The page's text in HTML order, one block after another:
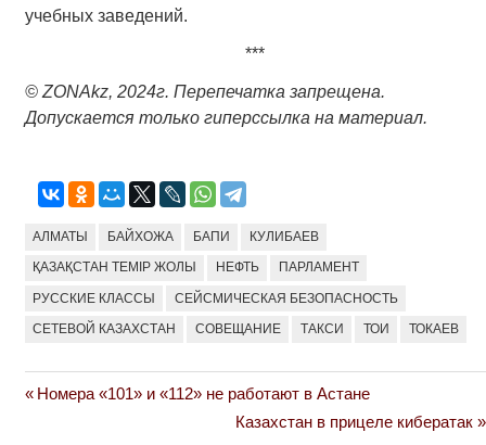
учебных заведений.
***
© ZONAkz, 2024г. Перепечатка запрещена.
Допускается только гиперссылка на материал.
АЛМАТЫ БАЙХОЖА БАПИ КУЛИБАЕВ
ҚАЗАҚСТАН ТЕМІР ЖОЛЫ НЕФТЬ ПАРЛАМЕНТ
РУССКИЕ КЛАССЫ СЕЙСМИЧЕСКАЯ БЕЗОПАСНОСТЬ
СЕТЕВОЙ КАЗАХСТАН СОВЕЩАНИЕ ТАКСИ ТОИ ТОКАЕВ
Навигация
Previous
Номера «101» и «112» не работают в Астане
Next
Казахстан в прицеле кибератак